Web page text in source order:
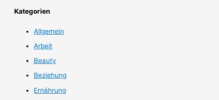
Kategorien
Allgemein
Arbeit
Beauty
Beziehung
Ernährung